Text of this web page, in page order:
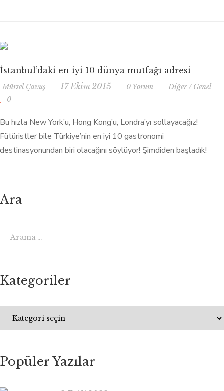
İstanbul’daki en iyi 10 dünya mutfağı adresi
Mürsel Çavuş 17 Ekim 2015 0 Yorum Diğer/ Genel
0
Bu hızla New York’u, Hong Kong’u, Londra’yı sollayacağız!
Fütüristler bile Türkiye’nin en iyi 10 gastronomi
destinasyonundan biri olacağını söylüyor! Şimdiden başladık!
Ara
Kategoriler
Popüler Yazılar